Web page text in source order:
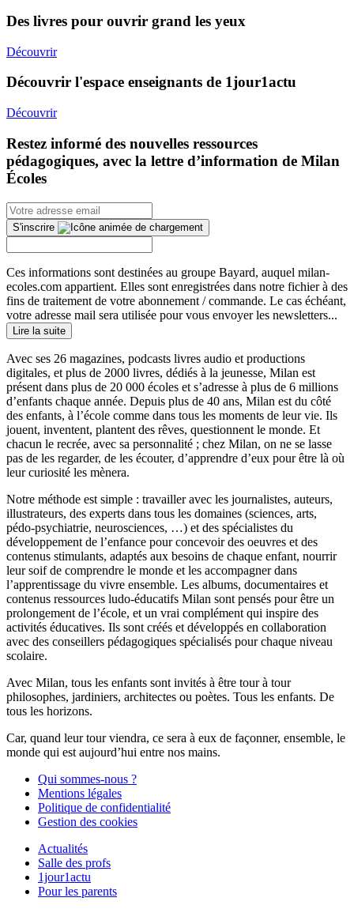
Des livres pour ouvrir grand les yeux
Découvrir
Découvrir l'espace enseignants de 1jour1actu
Découvrir
Restez informé des nouvelles ressources
pédagogiques, avec la lettre d’information de Milan
Écoles
S'inscrire
Ces informations sont destinées au groupe Bayard, auquel milan-
ecoles.com appartient. Elles sont enregistrées dans notre fichier à des
fins de traitement de votre abonnement / commande. Le cas échéant,
votre adresse mail sera utilisée pour vous envoyer les newsletters...
Lire la suite
Avec ses 26 magazines, podcasts livres audio et productions
digitales, et plus de 2000 livres, dédiés à la jeunesse, Milan est
présent dans plus de 20 000 écoles et s’adresse à plus de 6 millions
d’enfants chaque année. Depuis plus de 40 ans, Milan est du côté
des enfants, à l’école comme dans tous les moments de leur vie. Ils
jouent, inventent, plantent des rêves, questionnent le monde. Et
chacun le recrée, avec sa personnalité ; chez Milan, on ne se lasse
pas de les regarder, de les écouter, d’apprendre d’eux pour être là où
leur curiosité les mènera.
Notre méthode est simple : travailler avec les journalistes, auteurs,
illustrateurs, des experts dans tous les domaines (sciences, arts,
pédo-psychiatrie, neurosciences, …) et des spécialistes du
développement de l’enfance pour concevoir des oeuvres et des
contenus stimulants, adaptés aux besoins de chaque enfant, nourrir
leur soif de comprendre le monde et les accompagner dans
l’apprentissage du vivre ensemble. Les albums, documentaires et
contenus ressources ludo-éducatifs Milan sont pensés pour être un
prolongement de l’école, et un vrai complément qui inspire des
activités éducatives. Ils sont créés et développés en collaboration
avec des conseillers pédagogiques spécialisés pour chaque niveau
scolaire.
Avec Milan, tous les enfants sont invités à être tour à tour
philosophes, jardiniers, architectes ou poètes. Tous les enfants. De
tous les horizons.
Car, quand leur tour viendra, ce sera à eux de façonner, ensemble, le
monde qui est aujourd’hui entre nos mains.
Qui sommes-nous ?
Mentions légales
Politique de confidentialité
Gestion des cookies
Actualités
Salle des profs
1jour1actu
Pour les parents